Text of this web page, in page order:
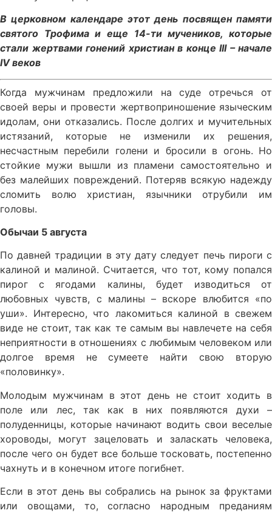
В церковном календаре этот день посвящен памяти
святого Трофима и еще 14-ти мучеников, которые
стали жертвами гонений христиан в конце III – начале
IV веков
Когда мужчинам предложили на суде отречься от
своей веры и провести жертвоприношение языческим
идолам, они отказались. После долгих и мучительных
истязаний, которые не изменили их решения,
несчастным перебили голени и бросили в огонь. Но
стойкие мужи вышли из пламени самостоятельно и
без малейших повреждений. Потеряв всякую надежду
сломить волю христиан, язычники отрубили им
головы.
Обычаи 5 августа
По давней традиции в эту дату следует печь пироги с
калиной и малиной. Считается, что тот, кому попался
пирог с ягодами калины, будет изводиться от
любовных чувств, с малины – вскоре влюбится «по
уши». Интересно, что лакомиться калиной в свежем
виде не стоит, так как те самым вы навлечете на себя
неприятности в отношениях с любимым человеком или
долгое время не сумеете найти свою вторую
«половинку».
Молодым мужчинам в этот день не стоит ходить в
поле или лес, так как в них появляются духи –
полуденницы, которые начинают водить свои веселые
хороводы, могут зацеловать и заласкать человека,
после чего он будет все больше тосковать, постепенно
чахнуть и в конечном итоге погибнет.
Если в этот день вы собрались на рынок за фруктами
или овощами, то, согласно народным преданиям